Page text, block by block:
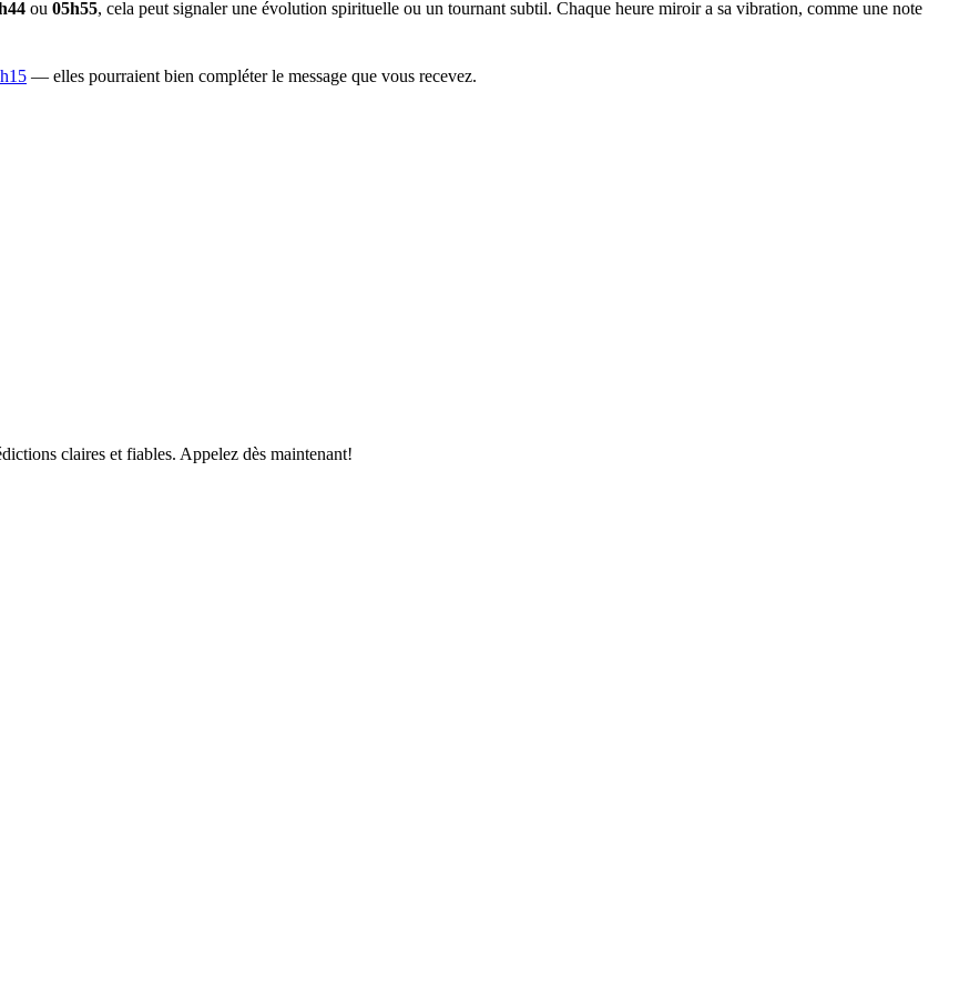
ou 05h55, cela peut signaler une évolution spirituelle ou un tournant subtil. Chaque heure miroir a sa vibration, comme une note
— elles pourraient bien compléter le message que vous recevez.
claires et fiables. Appelez dès maintenant!